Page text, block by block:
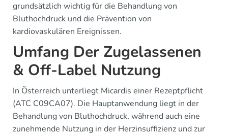
grundsätzlich wichtig für die Behandlung von
Bluthochdruck und die Prävention von
kardiovaskulären Ereignissen.
Umfang Der Zugelassenen
& Off-Label Nutzung
In Österreich unterliegt Micardis einer Rezeptpflicht
(ATC C09CA07). Die Hauptanwendung liegt in der
Behandlung von Bluthochdruck, während auch eine
zunehmende Nutzung in der Herzinsuffizienz und zur